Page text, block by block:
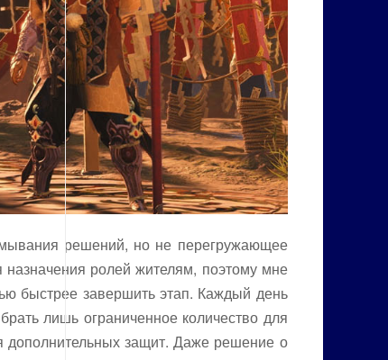
решений, но не перегружающее
ролей жителям, поэтому мне
быстрее завершить этап. Каждый день
лишь ограниченное количество для
дополнительных защит. Даже решение о